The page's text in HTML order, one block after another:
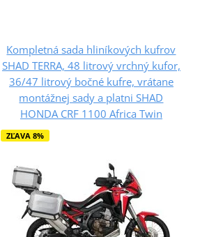
Kompletná sada hliníkových kufrov
SHAD TERRA, 48 litrový vrchný kufor,
36/47 litrový bočné kufre, vrátane
montážnej sady a platni SHAD
HONDA CRF 1100 Africa Twin
ZĽAVA 8%